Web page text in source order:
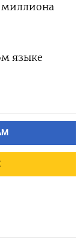
миллиона
языке